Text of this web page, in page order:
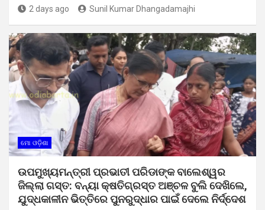
2 days ago Sunil Kumar Dhangadamajhi
ମୋ ଓଡ଼ିଶା
ଉପମୁଖ୍ୟମନ୍ତ୍ରୀ ପ୍ରଭାତୀ ପରିଡାଙ୍କ ବାଲେଶ୍ୱର
ଜିଲ୍ଲା ଗସ୍ତ: ବନ୍ୟା କ୍ଷତିଗ୍ରସ୍ତ ଅଞ୍ଚଳ ବୁଲି ଦେଖିଲେ,
ଯୁଦ୍ଧକାଳୀନ ଭିତ୍ତିରେ ପୁନରୁଦ୍ଧାର ପାଇଁ ଦେଲେ ନିର୍ଦ୍ଦେଶ